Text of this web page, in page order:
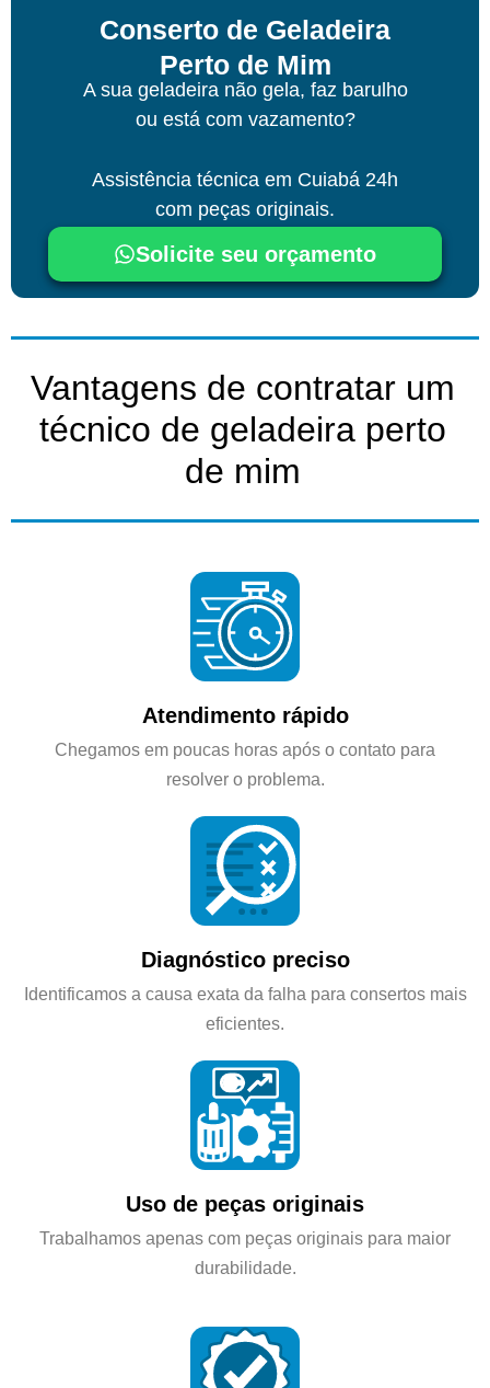
Conserto de Geladeira
Perto de Mim
A sua geladeira não gela, faz barulho
ou está com vazamento?
Assistência técnica em Cuiabá 24h
com peças originais.
Solicite seu orçamento
Vantagens de contratar um
técnico de geladeira perto
de mim
Atendimento rápido
Chegamos em poucas horas após o contato para
resolver o problema.
Diagnóstico preciso
Identificamos a causa exata da falha para consertos mais
eficientes.
Uso de peças originais
Trabalhamos apenas com peças originais para maior
durabilidade.